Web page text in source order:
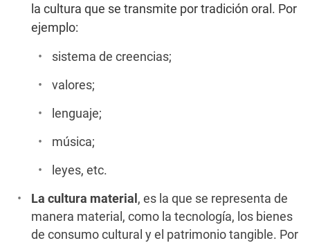
la cultura que se transmite por tradición oral. Por
ejemplo:
sistema de creencias;
valores;
lenguaje;
música;
leyes, etc.
La cultura material , es la que se representa de
manera material, como la tecnología, los bienes
de consumo cultural y el patrimonio tangible. Por